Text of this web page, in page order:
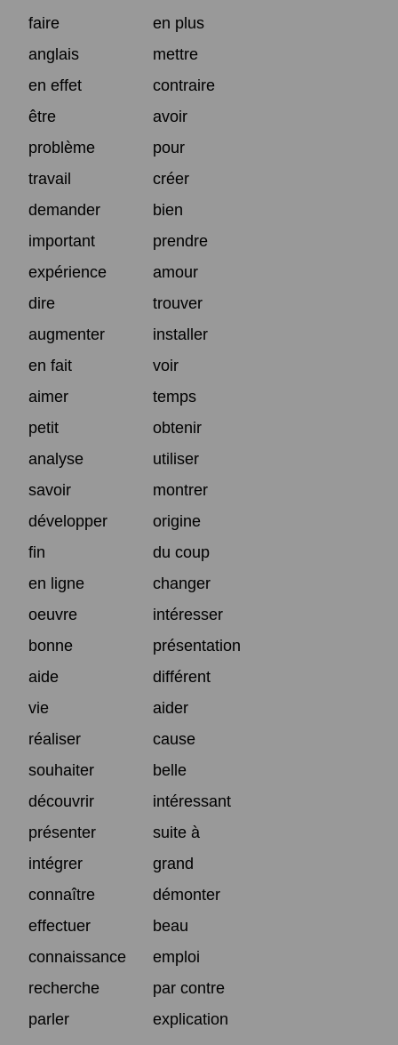
faire
en plus
anglais
mettre
en effet
contraire
être
avoir
problème
pour
travail
créer
demander
bien
important
prendre
expérience
amour
dire
trouver
augmenter
installer
en fait
voir
aimer
temps
petit
obtenir
analyse
utiliser
savoir
montrer
développer
origine
fin
du coup
en ligne
changer
oeuvre
intéresser
bonne
présentation
aide
différent
vie
aider
réaliser
cause
souhaiter
belle
découvrir
intéressant
présenter
suite à
intégrer
grand
connaître
démonter
effectuer
beau
connaissance
emploi
recherche
par contre
parler
explication